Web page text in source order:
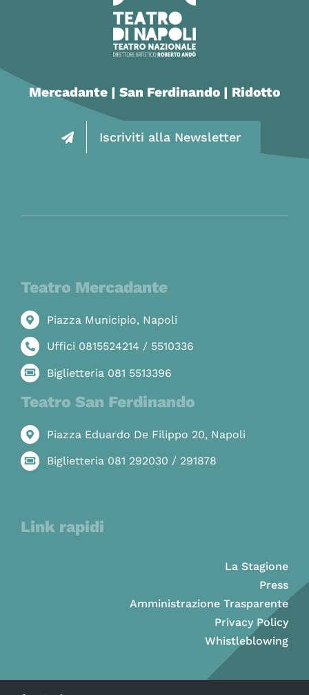
Mercadante | San Ferdinando | Ridotto
Iscriviti alla Newsletter
Teatro Mercadante
Piazza Municipio, Napoli
Uffici 0815524214 / 5510336
Biglietteria 081 5513396
Teatro San Ferdinando
Piazza Eduardo De Filippo 20, Napoli
Biglietteria 081 292030 / 291878
Link rapidi
La Stagione
Press
Amministrazione Trasparente
Privacy Policy
Whistleblowing